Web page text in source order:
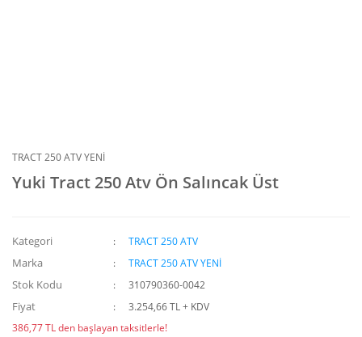
TRACT 250 ATV YENİ
Yuki Tract 250 Atv Ön Salıncak Üst
Kategori TRACT 250 ATV
Marka TRACT 250 ATV YENİ
Stok Kodu 310790360-0042
Fiyat
3.254,66 TL + KDV
386,77 TL den başlayan taksitlerle!